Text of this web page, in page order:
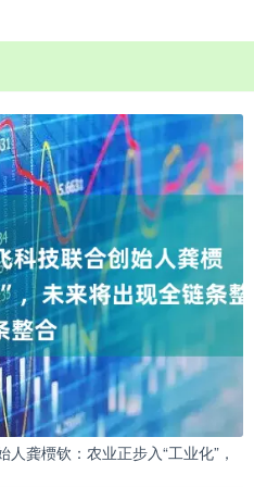
龚槚钦：农业正步入“工业化”，